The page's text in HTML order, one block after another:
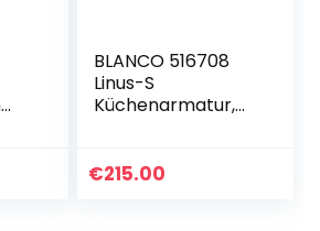
BLANCO 516708
Linus-S
Küchenarmatur,
€215.00